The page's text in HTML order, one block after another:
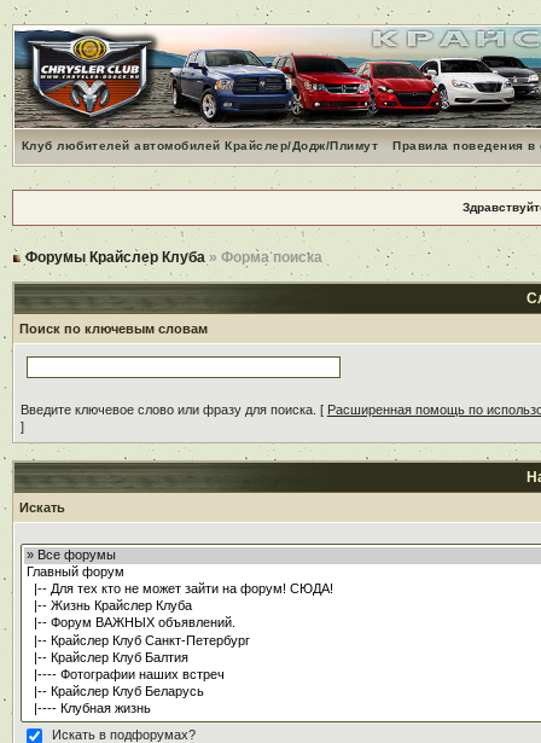
Клуб любителей автомобилей Крайслер/Додж/Плимут Правила поведения
Форумы Крайслер Клуба » Форма поиска
Поиск по ключевым словам
Введите ключевое слово или фразу для поиска. [ Расширенная помощь по
]
Искать
Искать в подфорумах?